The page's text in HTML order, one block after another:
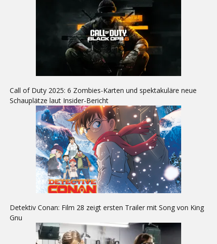
Call of Duty 2025: 6 Zombies-Karten und spektakuläre neue
Schauplätze laut Insider-Bericht
Detektiv Conan: Film 28 zeigt ersten Trailer mit Song von King
Gnu